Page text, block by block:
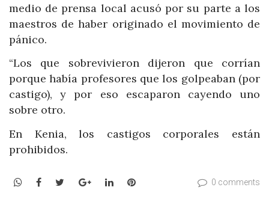
medio de prensa local acusó por su parte a los
maestros de haber originado el movimiento de
pánico.
“Los que sobrevivieron dijeron que corrían
porque había profesores que los golpeaban (por
castigo), y por eso escaparon cayendo uno
sobre otro.
En Kenia, los castigos corporales están
prohibidos.
WhatsApp
Facebook
TwitterGoogle+LinkedInPinterest 0 comments